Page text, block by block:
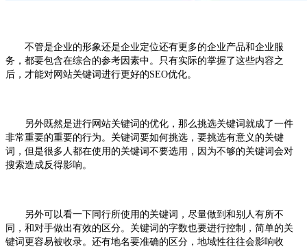
不管是企业的形象还是企业定位还有更多的企业产品和企业服
务，都要包含在综合的参考因素中。只有实际的掌握了这些内容之
后，才能对网站关键词进行更好的SEO优化。
另外既然是进行网站关键词的优化，那么挑选关键词就成了一件
非常重要的重要的行为。关键词要如何挑选，要挑选有意义的关键
词，但是很多人都在使用的关键词不要选用，因为不够的关键词会对
搜索造成反得影响。
另外可以看一下同行所使用的关键词，尽量做到和别人有所不
同，和对手做出有效的区分。关键词的字数也要进行控制，简单的关
键词更容易被收录。还有地名要准确的区分，地域性往往会影响收